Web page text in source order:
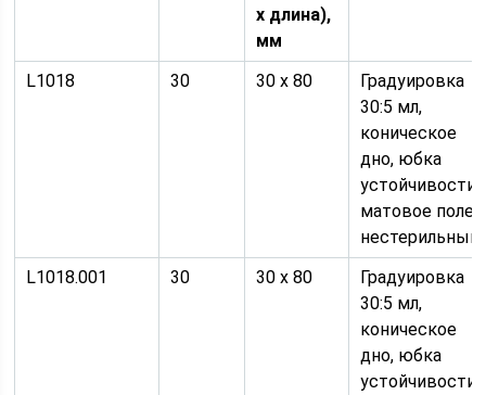
х длина),
мм
L1018 30 30 х 80
Градуировка
30:5 мл,
коническое
дно, юбка
устойчивости,
матовое поле,
нестерильный
L1018.001
30 30 х 80
Градуировка
30:5 мл,
коническое
дно, юбка
устойчивости,